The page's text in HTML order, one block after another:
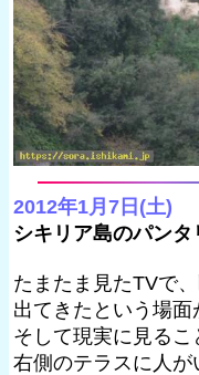
2012年1月7日(土)
シキリア島のパン
たまたま見たTVで
出てきたという場面
そして現実に見るこ
右側のテラスに人が